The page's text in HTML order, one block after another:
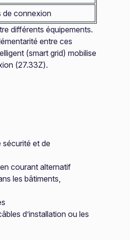
de connexion
différents équipements.
entre ces
(smart grid) mobilise
(27.33Z).
sécurité et de
courant alternatif
les bâtiments,
d’installation ou les